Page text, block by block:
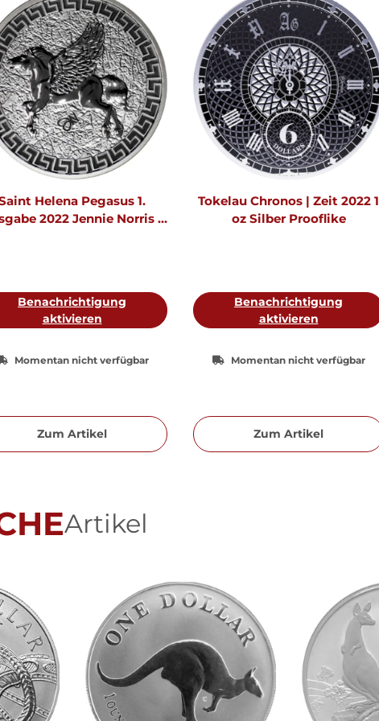
Helena Pegasus 1.
2022 Jennie Norris 1
Benachrichtigung
aktivieren
Momentan nicht verfügbar
Zum Artikel
Tokelau Chronos | Zeit 2022 1
oz Silber Prooflike
Benachrichtigung
aktivieren
Momentan nicht verfügbar
Zum Artikel
Artikel